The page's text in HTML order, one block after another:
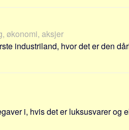
økonomi, aksjer
industriland, hvor det er den
i, hvis det er luksusvarer og